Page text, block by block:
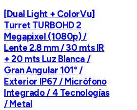
[Dual Light + ColorVu]
Turret TURBOHD 2
Megapixel (1080p) /
Lente 2.8 mm / 30 mts IR
+ 20 mts Luz Blanca /
Gran Angular 101° /
Exterior IP67 / Micrófono
Integrado / 4 Tecnologías
/ Metal